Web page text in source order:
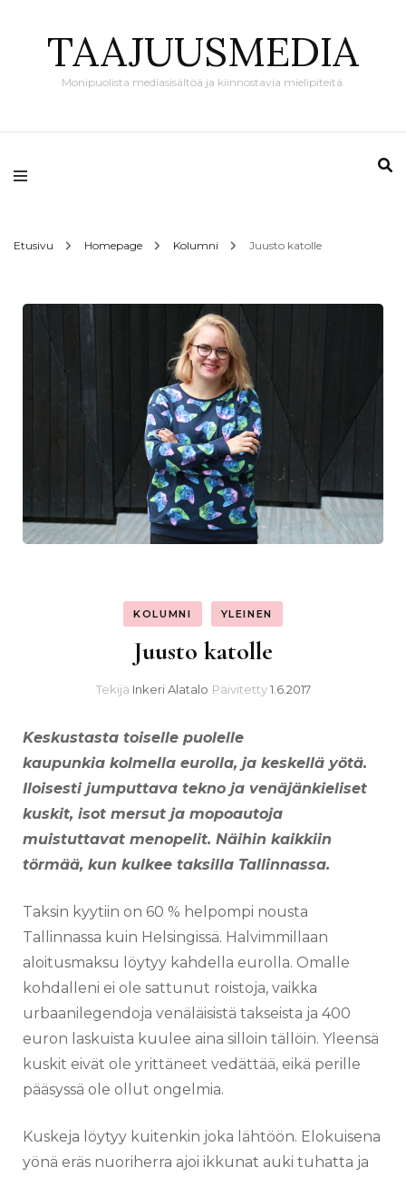
TAAJUUSMEDIA
Monipuolista mediasisältöä ja kiinnostavia mielipiteitä.
Etusivu Homepage Kolumni Juusto katolle
KOLUMNI YLEINEN
Juusto katolle
Tekijä Inkeri Alatalo Päivitetty1.6.2017
Keskustasta toiselle puolelle
kaupunkia kolmella eurolla, ja keskellä yötä.
Iloisesti jumputtava tekno ja venäjänkieliset
kuskit, isot mersut ja mopoautoja
muistuttavat menopelit. Näihin kaikkiin
törmää, kun kulkee taksilla Tallinnassa.
Taksin kyytiin on 60 % helpompi nousta
Tallinnassa kuin Helsingissä. Halvimmillaan
aloitusmaksu löytyy kahdella eurolla. Omalle
kohdalleni ei ole sattunut roistoja, vaikka
urbaanilegendoja venäläisistä takseista ja 400
euron laskuista kuulee aina silloin tällöin. Yleensä
kuskit eivät ole yrittäneet vedättää, eikä perille
pääsyssä ole ollut ongelmia.
Kuskeja löytyy kuitenkin joka lähtöön. Elokuisena
yönä eräs nuoriherra ajoi ikkunat auki tuhatta ja